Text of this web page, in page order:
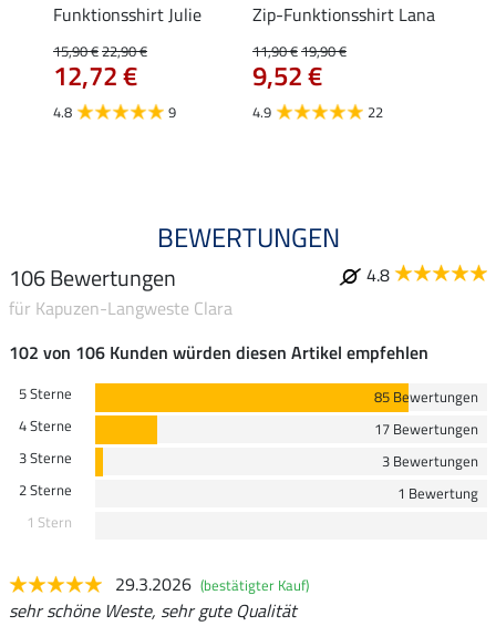
Funktionsshirt Julie
15,90 €22,90 €
12,72 €
4.8 9
Zip-Funktionsshirt Lana
11,90 €19,90 €
9,52 €
4.9 22
BEWERTUNGEN
106 Bewertungen
4.8
für Kapuzen-Langweste Clara
102 von 106 Kunden würden diesen Artikel empfehlen
5 Sterne
85 Bewertungen
4 Sterne
17 Bewertungen
3 Sterne
3 Bewertungen
2 Sterne
1 Bewertung
1 Stern
29.3.2026 (bestätigter Kauf)
sehr schöne Weste, sehr gute Qualität